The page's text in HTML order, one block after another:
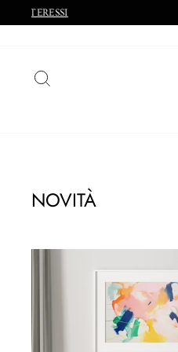
direttamente
ai
NOVITÀ